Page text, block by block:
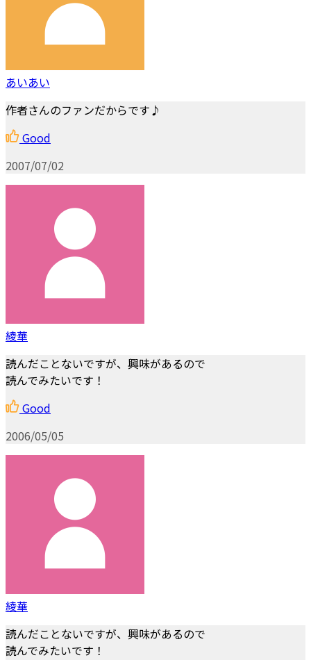
あいあい
作者さんのファンだからです♪
Good
2007/07/02
綾華
読んだことないですが、興味があるので
読んでみたいです！
Good
2006/05/05
綾華
読んだことないですが、興味があるので
読んでみたいです！